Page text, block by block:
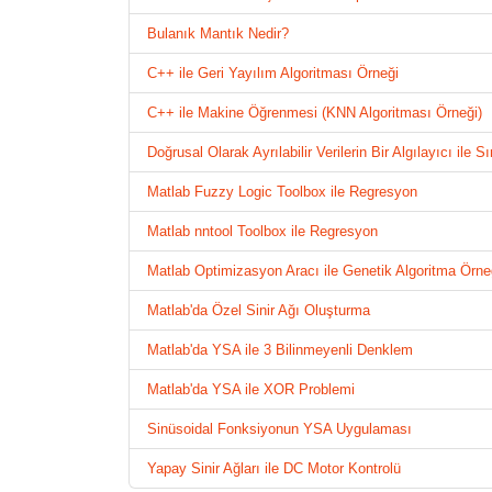
Bulanık Mantık Nedir?
C++ ile Geri Yayılım Algoritması Örneği
C++ ile Makine Öğrenmesi (KNN Algoritması Örneği)
Doğrusal Olarak Ayrılabilir Verilerin Bir Algılayıcı ile
Matlab Fuzzy Logic Toolbox ile Regresyon
Matlab nntool Toolbox ile Regresyon
Matlab Optimizasyon Aracı ile Genetik Algoritma
Matlab'da Özel Sinir Ağı Oluşturma
Matlab'da YSA ile 3 Bilinmeyenli Denklem
Matlab'da YSA ile XOR Problemi
Sinüsoidal Fonksiyonun YSA Uygulaması
Yapay Sinir Ağları ile DC Motor Kontrolü